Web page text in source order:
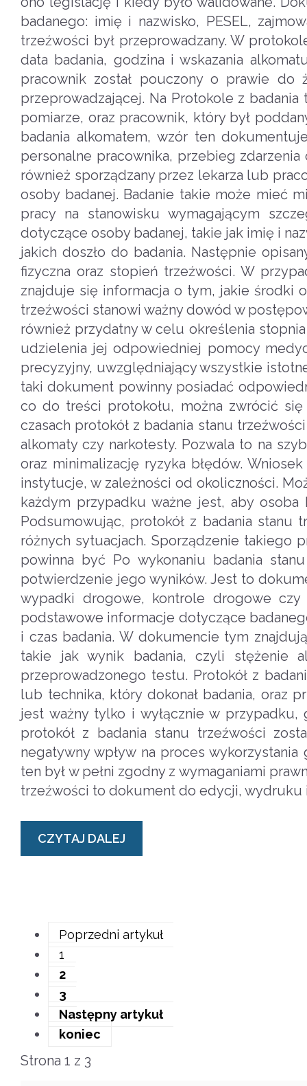
badanego: imię i nazwisko, PESEL,
trzeźwości był przeprowadzany. W
data badania, godzina i wskazania
pracownik został pouczony o prawie do
przeprowadzającej. Na Protokole z
pomiarze, oraz pracownik, który był
badania alkomatem, wzór ten
personalne pracownika, przebieg
również sporządzany przez lekarza lub
osoby badanej. Badanie takie może mieć
pracy na stanowisku wymagającym
dotyczące osoby badanej, takie jak imię i
jakich doszło do badania. Następnie
fizyczna oraz stopień trzeźwości. W
znajduje się informacja o tym, jakie środki
trzeźwości stanowi ważny dowód w
również przydatny w celu określenia
udzielenia jej odpowiedniej pomocy
precyzyjny, uwzględniający wszystkie
taki dokument powinny posiadać
co do treści protokołu, można zwrócić
czasach protokół z badania stanu
alkomaty czy narkotesty. Pozwala to na
oraz minimalizację ryzyka błędów.
instytucje, w zależności od okoliczności.
każdym przypadku ważne jest, aby osoba
Podsumowując, protokół z badania
różnych sytuacjach. Sporządzenie takiego
powinna być Po wykonaniu badania
potwierdzenie jego wyników. Jest to
wypadki drogowe, kontrole drogowe czy
podstawowe informacje dotyczące
i czas badania. W dokumencie tym
takie jak wynik badania, czyli stężenie
przeprowadzonego testu. Protokół z
lub technika, który dokonał badania, oraz
jest ważny tylko i wyłącznie w
protokół z badania stanu trzeźwości
negatywny wpływ na proces
ten był w pełni zgodny z wymaganiami
trzeźwości to dokument do edycji, wydruku
CZYTAJ DALEJ
Poprzedni artykuł
1
2
3
Następny artykuł
koniec
Strona 1 z 3